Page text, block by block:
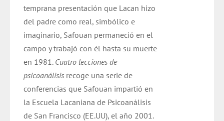
temprana presentación que Lacan hizo
del padre como real, simbólico e
imaginario, Safouan permaneció en el
campo y trabajó con él hasta su muerte
en 1981. Cuatro lecciones de
psicoanálisis recoge una serie de
conferencias que Safouan impartió en
la Escuela Lacaniana de Psicoanálisis
de San Francisco (EE.UU), el año 2001.